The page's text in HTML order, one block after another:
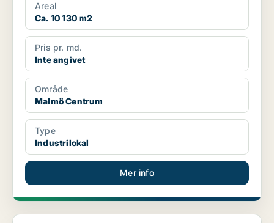
Areal
Ca. 10 130 m2
Pris pr. md.
Inte angivet
Område
Malmö Centrum
Type
Industrilokal
Mer info
Industrilokal i Göteborg Östra